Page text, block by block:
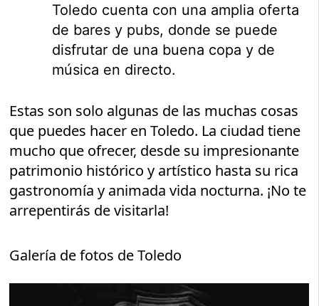
Toledo cuenta con una amplia oferta
de bares y pubs, donde se puede
disfrutar de una buena copa y de
música en directo.
Estas son solo algunas de las muchas cosas
que puedes hacer en Toledo. La ciudad tiene
mucho que ofrecer, desde su impresionante
patrimonio histórico y artístico hasta su rica
gastronomía y animada vida nocturna. ¡No te
arrepentirás de visitarla!
Galería de fotos de Toledo